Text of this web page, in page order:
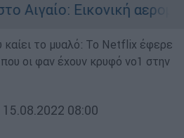
αερομαχία ανάμεσα
καίει το μυαλό: Το Netflix έφερε
οι φαν έχουν κρυφό νο1 στην
15.08.2022 08:00